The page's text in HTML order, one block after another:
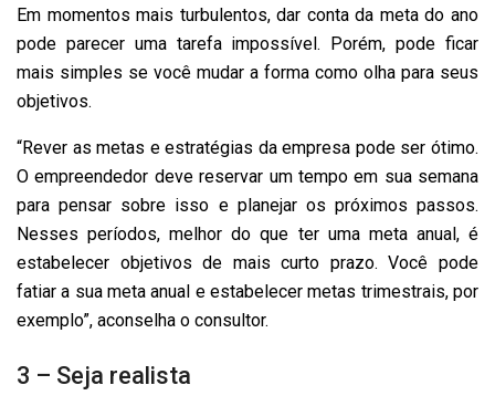
Em momentos mais turbulentos, dar conta da meta do ano
pode parecer uma tarefa impossível. Porém, pode ficar
mais simples se você mudar a forma como olha para seus
objetivos.
“Rever as metas e estratégias da empresa pode ser ótimo.
O empreendedor deve reservar um tempo em sua semana
para pensar sobre isso e planejar os próximos passos.
Nesses períodos, melhor do que ter uma meta anual, é
estabelecer objetivos de mais curto prazo. Você pode
fatiar a sua meta anual e estabelecer metas trimestrais, por
exemplo”, aconselha o consultor.
3 – Seja realista